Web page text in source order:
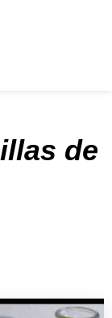
de